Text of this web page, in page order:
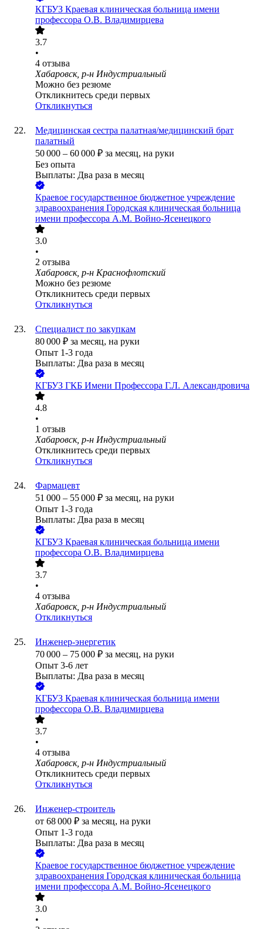
КГБУЗ Краевая клиническая больница имени
профессора О.В. Владимирцева
3.7
•
4 отзыва
Хабаровск, р-н Индустриальный
Можно без резюме
Откликнитесь среди первых
Откликнуться
Медицинская сестра палатная/медицинский брат
палатный
50 000 – 60 000 ₽ за месяц, на руки
Без опыта
Выплаты: Два раза в месяц
Краевое государственное бюджетное учреждение
здравоохранения Городская клиническая больница
имени профессора А.М. Войно-Ясенецкого
3.0
•
2 отзыва
Хабаровск, р-н Краснофлотский
Можно без резюме
Откликнитесь среди первых
Откликнуться
Специалист по закупкам
80 000 ₽ за месяц, на руки
Опыт 1-3 года
Выплаты: Два раза в месяц
КГБУЗ ГКБ Имени Профессора Г.Л. Александровича
4.8
•
1 отзыв
Хабаровск, р-н Индустриальный
Откликнитесь среди первых
Откликнуться
Фармацевт
51 000 – 55 000 ₽ за месяц, на руки
Опыт 1-3 года
Выплаты: Два раза в месяц
КГБУЗ Краевая клиническая больница имени
профессора О.В. Владимирцева
3.7
•
4 отзыва
Хабаровск, р-н Индустриальный
Откликнуться
Инженер-энергетик
70 000 – 75 000 ₽ за месяц, на руки
Опыт 3-6 лет
Выплаты: Два раза в месяц
КГБУЗ Краевая клиническая больница имени
профессора О.В. Владимирцева
3.7
•
4 отзыва
Хабаровск, р-н Индустриальный
Откликнитесь среди первых
Откликнуться
Инженер-строитель
от 68 000 ₽ за месяц, на руки
Опыт 1-3 года
Выплаты: Два раза в месяц
Краевое государственное бюджетное учреждение
здравоохранения Городская клиническая больница
имени профессора А.М. Войно-Ясенецкого
3.0
•